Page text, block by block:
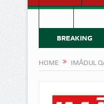
BREAKING
NEWS
HOME IMĀDUL